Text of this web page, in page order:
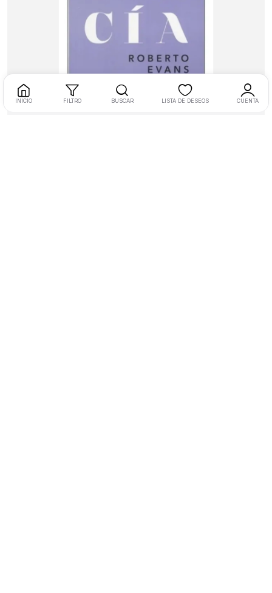
Añadir al carrito
INICIO FILTRO BUSCAR LISTA DE DESEOS CUENTA